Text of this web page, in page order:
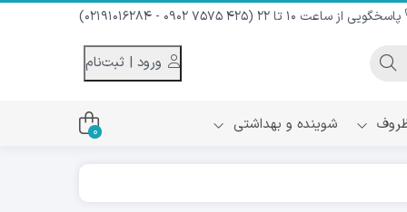
پاسخگویی از ساعت 10 تا 22 (425 7575 0902 - 02191016284)
شوینده و بهداشتی 0